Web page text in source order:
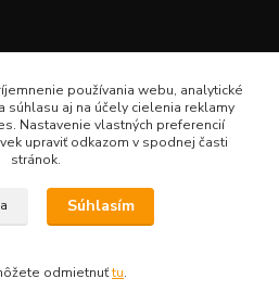
Hotline: Lenka Melišková 0949 224 331
používania webu, analytické
súhlasu aj na účely cielenia reklamy
Nastavenie vlastných preferencií
upraviť odkazom v spodnej časti
stránok.
Súhlasím
odmietnuťtu.